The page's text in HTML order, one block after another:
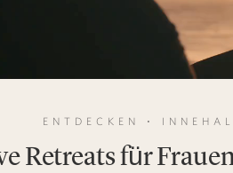
ENTDECKEN ⋅
Retreats für